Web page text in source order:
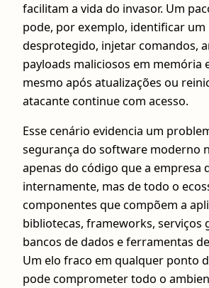
facilitam a vida do invasor. Um
pode, por exemplo, identificar um
desprotegido, injetar comandos,
payloads maliciosos em memória
mesmo após atualizações ou
atacante continue com acesso.
Esse cenário evidencia um
segurança do software moderno
apenas do código que a empresa
internamente, mas de todo o
componentes que compõem a
bibliotecas, frameworks, serviços
bancos de dados e ferramentas
Um elo fraco em qualquer ponto
pode comprometer todo o